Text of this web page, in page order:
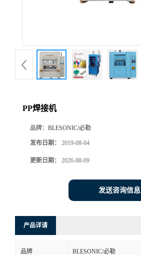
PP焊接机
品牌： BLESONIC/必勒
发布日期： 2019-08-04
更新日期： 2026-08-09
发送咨询信息
产品详请
品牌 BLESONIC/必勒